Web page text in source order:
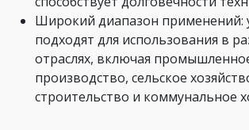
Широкий диапазон применений:
подходят для использования в
отраслях, включая
производство, сельское
строительство и коммунальное